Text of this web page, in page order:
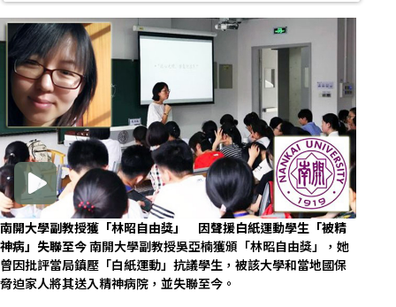
南開大學副教授獲「林昭自由獎」 因聲援白紙運動學生「被精
神病」失聯至今南開大學副教授吳亞楠獲頒「林昭自由獎」，她
曾因批評當局鎮壓「白紙運動」抗議學生，被該大學和當地國保
脅迫家人將其送入精神病院，並失聯至今。